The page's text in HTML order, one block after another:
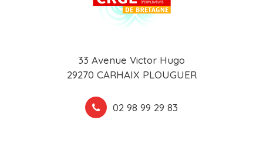
33 Avenue Victor Hugo
29270 CARHAIX PLOUGUER
02 98 99 29 83